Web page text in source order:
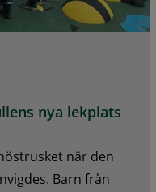
nya lekplats
när den
Barn från